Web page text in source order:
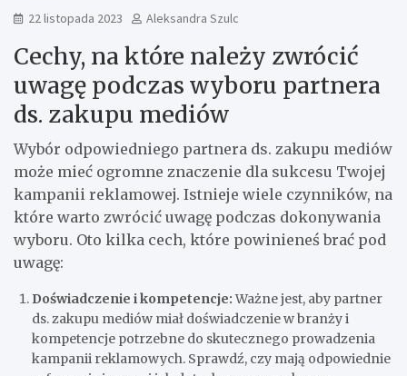
22 listopada 2023 Aleksandra Szulc
Cechy, na które należy zwrócić
uwagę podczas wyboru partnera
ds. zakupu mediów
Wybór odpowiedniego partnera ds. zakupu mediów
może mieć ogromne znaczenie dla sukcesu Twojej
kampanii reklamowej. Istnieje wiele czynników, na
które warto zwrócić uwagę podczas dokonywania
wyboru. Oto kilka cech, które powinieneś brać pod
uwagę:
Doświadczenie i kompetencje:Ważne jest, aby partner
ds. zakupu mediów miał doświadczenie w branży i
kompetencje potrzebne do skutecznego prowadzenia
kampanii reklamowych. Sprawdź, czy mają odpowiednie